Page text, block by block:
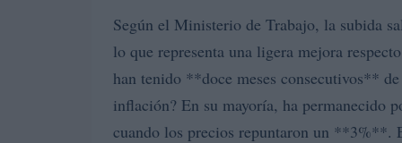
Según el Ministerio de Trabajo, la subida
lo que representa una ligera mejora
han tenido **doce meses consecutivos**
inflación? En su mayoría, ha permanecido
cuando los precios repuntaron un **3%**.